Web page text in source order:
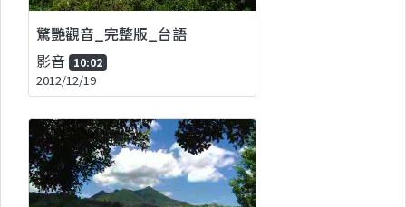
驚艷觀音_完整版_台語
影音 10:02
2012/12/19